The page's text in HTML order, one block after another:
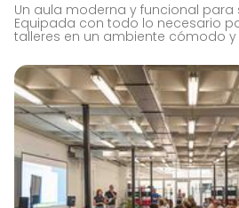
Un aula moderna y funcional
Equipada con todo lo necesario
talleres en un ambiente cómodo y